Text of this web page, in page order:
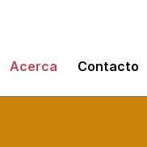
Acerca Contacto